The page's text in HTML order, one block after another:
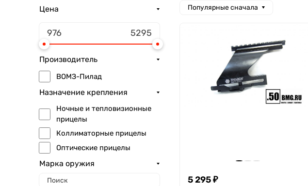
Цена
Производитель
ВОМЗ-Пилад
Назначение крепления
Ночные и тепловизионные
прицелы
Коллиматорные прицелы
Оптические прицелы
Марка оружия
Популярные сначала
5 295₽